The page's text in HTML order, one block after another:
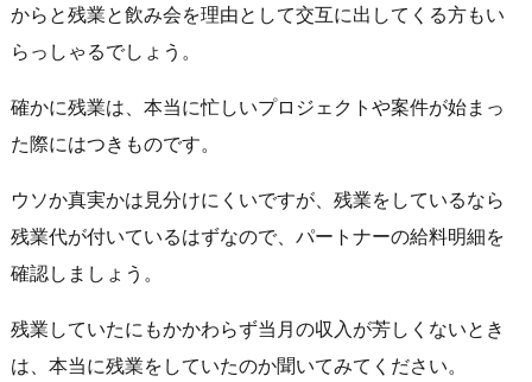
からと残業と飲み会を理由として交互に出してくる方もい
らっしゃるでしょう。
確かに残業は、本当に忙しいプロジェクトや案件が始まっ
た際にはつきものです。
ウソか真実かは見分けにくいですが、残業をしているなら
残業代が付いているはずなので、パートナーの給料明細を
確認しましょう。
残業していたにもかかわらず当月の収入が芳しくないとき
は、本当に残業をしていたのか聞いてみてください。